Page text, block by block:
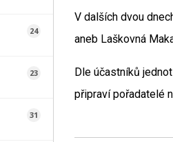
24
23
31
V dalších dvou
aneb Laškovná
Dle účastníků
připraví pořadatelé